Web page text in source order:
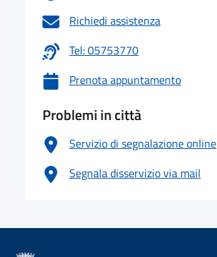
Richiedi assistenza
Tel: 05753770
Prenota appuntamento
Problemi in città
Servizio di segnalazione online
Segnala disservizio via mail